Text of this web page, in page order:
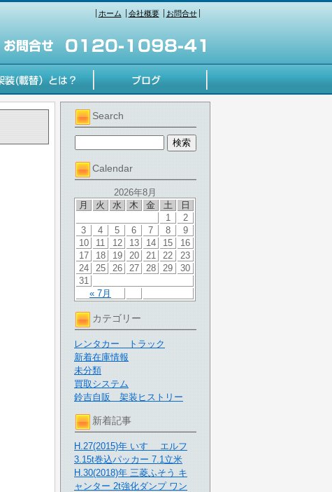
ホーム 会社概要 お問合せ
Search
Calendar
2026年8月
月
火 水 木 金 土 日
« 7月
1
2
3
4 5 6 7 8
9
10
11 12 13 14 15
16
17
18 19 20 21 22
23
24
25 26 27 28 29
30
31
カテゴリー
レンタカー トラック
新着在庫情報
未分類
買取システム
鈴吉自販 架装ヒストリー
新着記事
H.27(2015)年 いすゞ エルフ
3.15t巻込パッカー 7.1立米
H.30(2018)年 三菱ふそう キ
ャンター 2t強化ダンプ ワン